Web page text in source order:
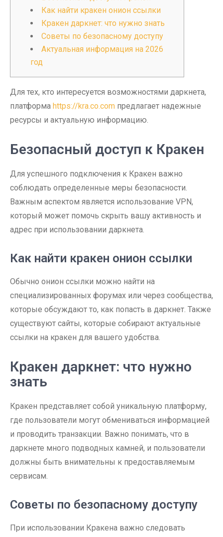
Как найти кракен онион ссылки
Кракен даркнет: что нужно знать
Советы по безопасному доступу
Актуальная информация на 2026
год
Для тех, кто интересуется возможностями даркнета,
платформа https://kra.co.com предлагает надежные
ресурсы и актуальную информацию.
Безопасный доступ к Кракен
Для успешного подключения к Кракен важно
соблюдать определенные меры безопасности.
Важным аспектом является использование VPN,
который может помочь скрыть вашу активность и
адрес при использовании даркнета.
Как найти кракен онион ссылки
Обычно онион ссылки можно найти на
специализированных форумах или через сообщества,
которые обсуждают то, как попасть в даркнет. Также
существуют сайты, которые собирают актуальные
ссылки на кракен для вашего удобства.
Кракен даркнет: что нужно
знать
Кракен представляет собой уникальную платформу,
где пользователи могут обмениваться информацией
и проводить транзакции. Важно понимать, что в
даркнете много подводных камней, и пользователи
должны быть внимательны к предоставляемым
сервисам.
Советы по безопасному доступу
При использовании Кракена важно следовать